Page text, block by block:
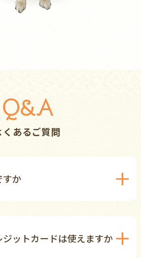
Q&A
くあるご質問
すか
ットカードは使えますか